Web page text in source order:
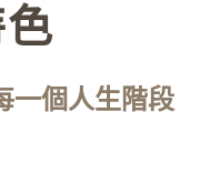
一個人生階段